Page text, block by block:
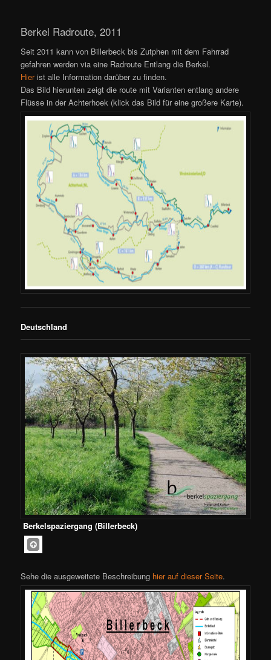
Berkel Radroute, 2011
Seit 2011 kann von Billerbeck bis Zutphen mit dem Fahrrad
gefahren werden via eine Radroute Entlang die Berkel.
Hierist alle Information darüber zu finden.
Das Bild hierunten zeigt die route mit Varianten entlang andere
Flüsse in der Achterhoek (klick das Bild für eine großere Karte).
Deutschland
Berkelspaziergang (Billerbeck)
Sehe die ausgeweitete Beschreibung hier auf dieser Seite.